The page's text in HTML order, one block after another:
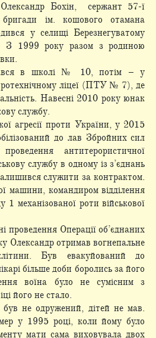
Бохін, сержант 57-ї
бригади ім. кошового отамана
у селищі Березнегуватому
З 1999 року разом з родиною
в школі № 10, потім – у
ліцеї (ПТУ № 7), де
Навесні 2010 року юнак
службу.
агресії проти України, у 2015
до лав Збройних сил
антитерористичної
службу в одному із з’єднань
служити за контрактом.
машини, командиром відділення
1 механізованої роти військової
Операції об’єднаних
Олександр отримав вогнепальне
Був евакуйований до
більше доби боролись за його
воїна було не сумісним з
його не стало.
не одружений, дітей не мав.
у 1995 році, коли йому було
мати сама виховувала двох